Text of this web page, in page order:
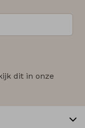
dit in onze